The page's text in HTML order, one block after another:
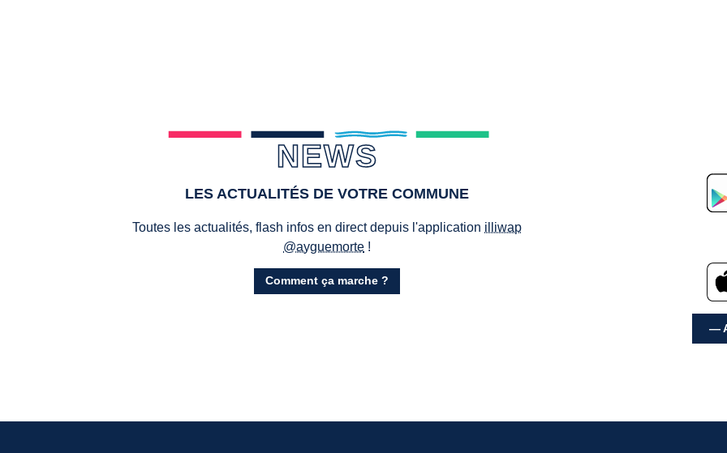
NEWS
LES ACTUALITÉS DE VOTRE COMMUNE
Toutes les actualités, flash infos en direct depuis l'application illiwap
@ayguemorte !
Comment ça marche ?
—